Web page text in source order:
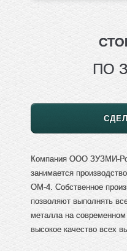
ПО
Компания ООО ЗУЗМИ-
занимается
ОМ-4. Собственное
позволяют выполнять
металла на современном
высокое качество всех